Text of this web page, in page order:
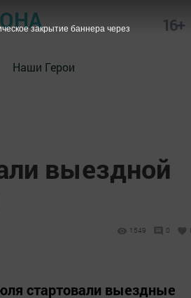
16+
Наши Герои
выездной
1549 0
стартовали выездные
закрытие баннера через